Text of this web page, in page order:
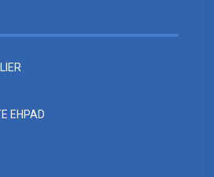
EHPAD